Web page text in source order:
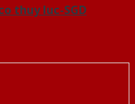
thuy luc-SGD